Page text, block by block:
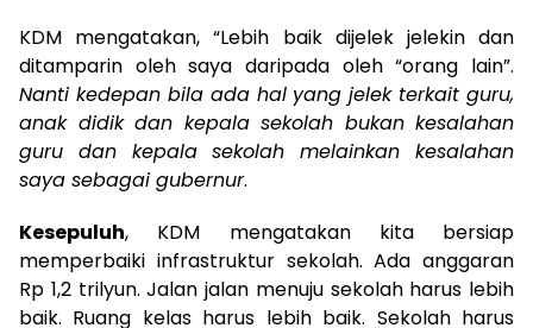
KDM mengatakan, “Lebih baik dijelek jelekin dan
ditamparin oleh saya daripada oleh “orang lain”.
Nanti kedepan bila ada hal yang jelek terkait guru,
anak didik dan kepala sekolah bukan kesalahan
guru dan kepala sekolah melainkan kesalahan
saya sebagai gubernur.
Kesepuluh, KDM mengatakan kita bersiap
memperbaiki infrastruktur sekolah. Ada anggaran
Rp 1,2 trilyun. Jalan jalan menuju sekolah harus lebih
baik. Ruang kelas harus lebih baik. Sekolah harus